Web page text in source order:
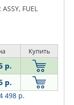
FUEL
Купить
р.
р.
498 р.